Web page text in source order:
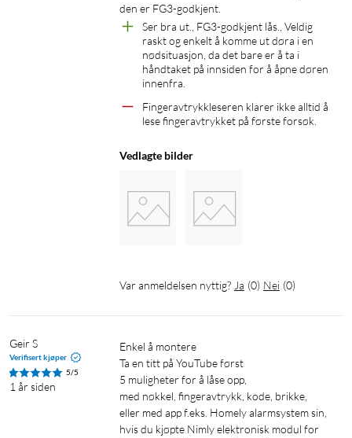
1x innvendig og utvendig enhet
1x utbyggingsbeslag
Teknisk informasjon
Farge: Ultimate Black / Silver-black
Batterier: 3x AA, DC 1,5 V
Klassifisering: Låseklasse 3, IP65
Godkjenning: SSF 3522, CE-godkjent
Størrelse: 184/224x45x28mm
den er FG3-godkjent.
Ser bra ut., FG3-godkjent lås., Veldig
raskt og enkelt å komme ut døra i en
nødsituasjon, da det bare er å ta i
håndtaket på innsiden for å åpne døren
innenfra.
Fingeravtrykkleseren klarer ikke alltid å
lese fingeravtrykket på første forsøk.
Vedlagte bilder
Var anmeldelsen nyttig? Ja (0) Nei (0)
Geir S
Verifisert kjøper
5/5
1 år siden
Enkel å montere
Ta en titt på YouTube først
5 muligheter for å låse opp,
med nøkkel, fingeravtrykk, kode, brikke,
eller med app f.eks. Homely alarmsystem sin,
hvis du kjøpte Nimly elektronisk modul for